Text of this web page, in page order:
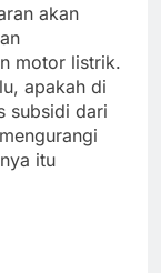
akan
motor listrik.
apakah di
subsidi dari
itu